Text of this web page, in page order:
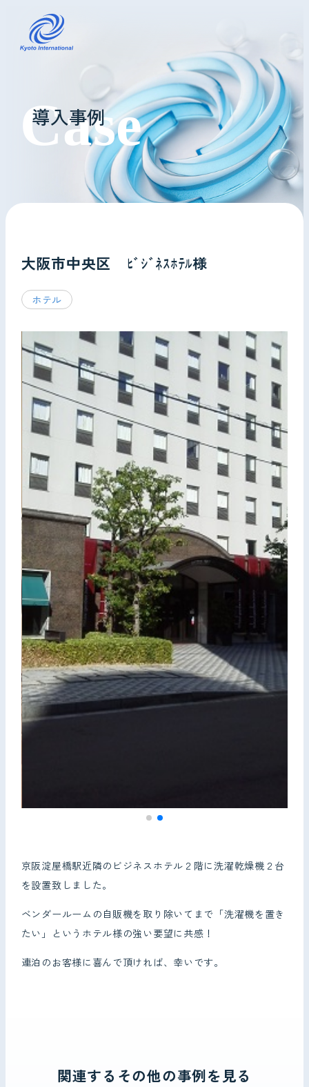
コインランドリーレンタル
ホテル様へ
掃除・メンテナンス
お問い合わせ
導入事例
大阪市中央区 ﾋﾞｼﾞﾈｽﾎﾃﾙ様
ホテル
京阪淀屋橋駅近隣のビジネスホテル２階に洗濯乾燥機２台
を設置致しました。
ベンダールームの自販機を取り除いてまで「洗濯機を置き
たい」というホテル様の強い要望に共感！
連泊のお客様に喜んで頂ければ、幸いです。
関連するその他の事例を見る